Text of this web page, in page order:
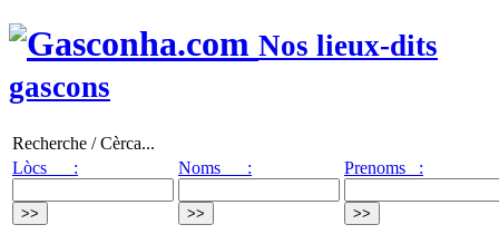
Nos lieux-dits
gascons
Recherche / Cèrca...
Lòcs :
Noms : Prenoms :